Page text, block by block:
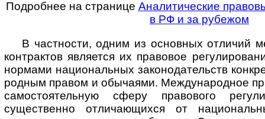
Подробнее на странице Аналитические
в РФ и за рубежом
В частности, одним из основных отличий
контрактов является их правовое
нормами национальных законодательств
род­ным правом и обычаями. Международное
самостоятельную сферу правового
существенно отличающихся от